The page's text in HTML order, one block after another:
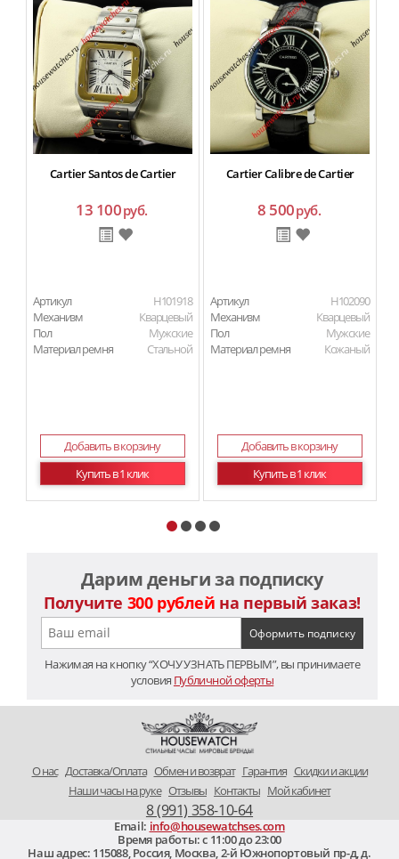
Cartier Santos de Cartier
13 100руб.
Артикул
H101918
Механизм
Кварцевый
Пол
Мужские
Материал ремня
Стальной
Добавить в корзину
Купить в 1 клик
Cartier Calibre de Cartier
8 500руб.
Артикул
H102090
Механизм
Кварцевый
Пол
Мужские
Материал ремня
Кожаный
Добавить в корзину
Купить в 1 клик
Дарим деньги за подписку
Получите 300 рублей на первый заказ!
Нажимая на кнопку “ХОЧУ УЗНАТЬ ПЕРВЫМ”, вы принимаете
условия Публичной оферты
O нас Доставка/Оплата Обмен и возврат Гарантия Скидки и акции
Наши часы на руке Отзывы Контакты Мой кабинет
8 (991) 358-10-64
Email: info@housewatchses.com
Время работы: c 11:00 до 23:00
Наш адрес: 115088, Россия, Москва 2-й Южнопортовый пр-д, д.